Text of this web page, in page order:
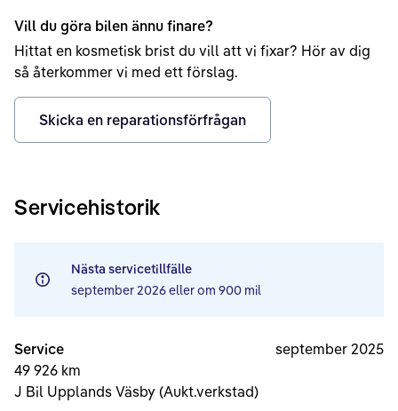
Vill du göra bilen ännu finare?
Hittat en kosmetisk brist du vill att vi fixar? Hör av dig
så återkommer vi med ett förslag.
Skicka en reparationsförfrågan
Servicehistorik
Nästa servicetillfälle
september 2026eller om 900 mil
Service
49 926 km
J Bil Upplands Väsby (Aukt.verkstad)
september 2025